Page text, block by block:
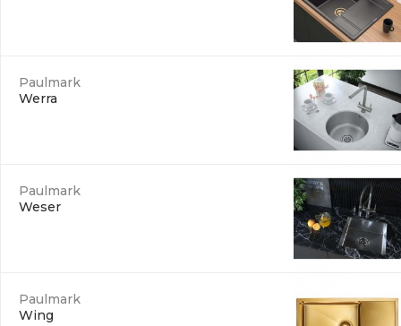
Paulmark
Werra
Paulmark
Weser
Paulmark
Wing